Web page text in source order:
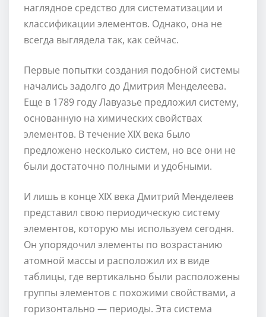
наглядное средство для систематизации и
классификации элементов. Однако, она не
всегда выглядела так, как сейчас.
Первые попытки создания подобной системы
начались задолго до Дмитрия Менделеева.
Еще в 1789 году Лавуазье предложил систему,
основанную на химических свойствах
элементов. В течение XIX века было
предложено несколько систем, но все они не
были достаточно полными и удобными.
И лишь в конце XIX века Дмитрий Менделеев
представил свою периодическую систему
элементов, которую мы используем сегодня.
Он упорядочил элементы по возрастанию
атомной массы и расположил их в виде
таблицы, где вертикально были расположены
группы элементов с похожими свойствами, а
горизонтально — периоды. Эта система